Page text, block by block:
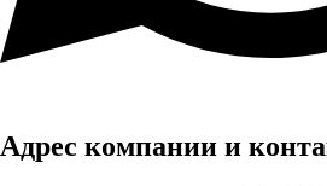
Адрес компании и